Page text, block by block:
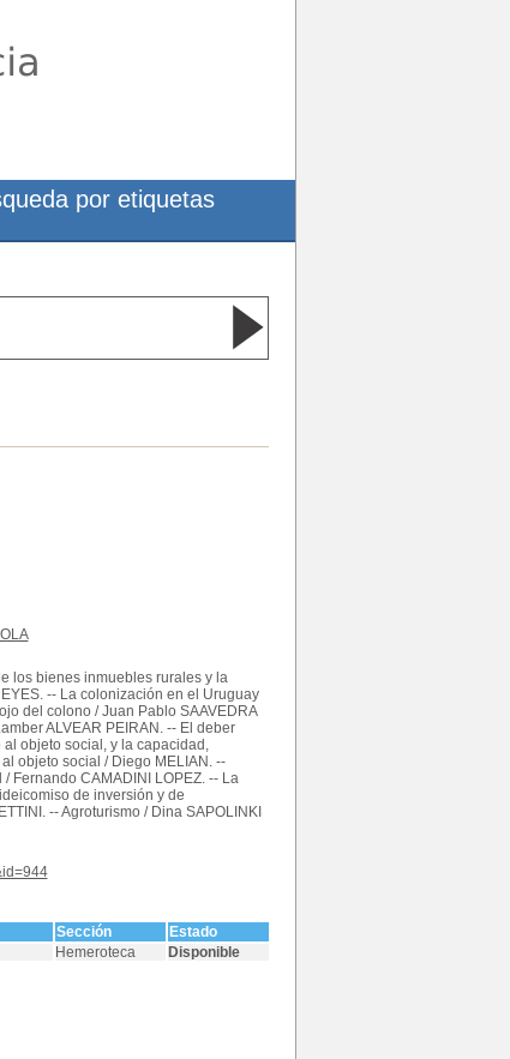
los bienes inmuebles rurales y la
-- La colonización en el Uruguay
del colono / Juan Pablo SAAVEDRA
ALVEAR PEIRAN. -- El deber
objeto social, y la capacidad,
objeto social / Diego MELIAN. --
Fernando CAMADINI LOPEZ. -- La
de inversión y de
-- Agroturismo / Dina SAPOLINKI
Sección
Estado
Hemeroteca Disponible
por etiquetas